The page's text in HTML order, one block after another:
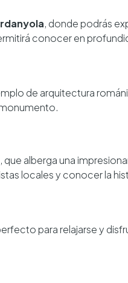
, donde podrás
conocer en
de arquitectura
, que alberga una
locales y conocer la
para relajarse y